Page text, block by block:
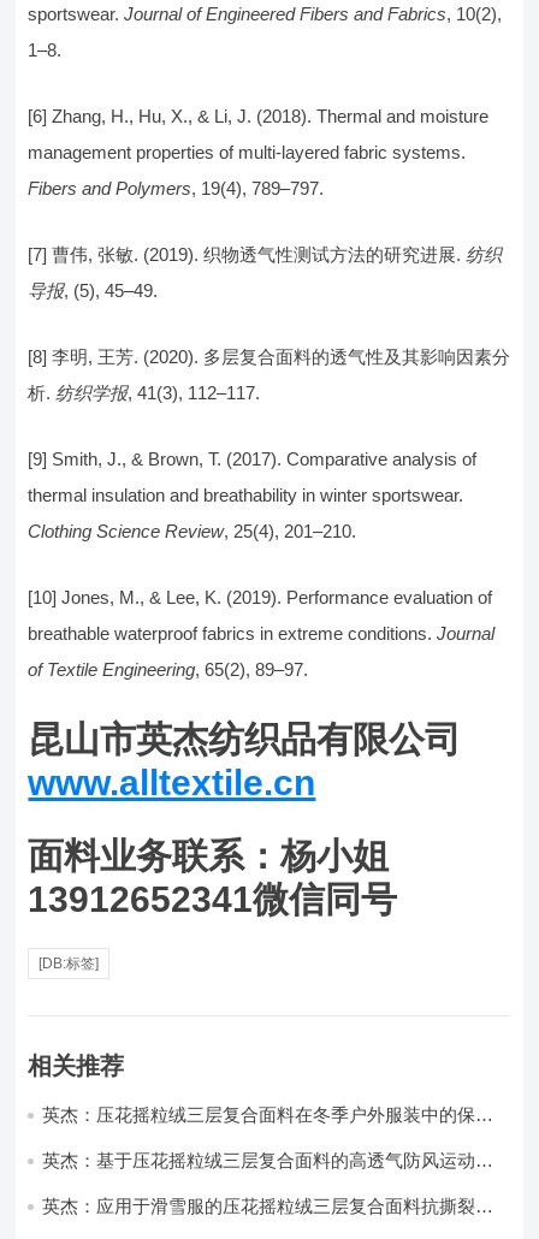
sportswear.Journal of Engineered Fibers and Fabrics, 10(2),
1–8.
[6] Zhang, H., Hu, X., & Li, J. (2018). Thermal and moisture
management properties of multi-layered fabric systems.
Fibers and Polymers, 19(4), 789–797.
[7] 曹伟, 张敏. (2019). 织物透气性测试方法的研究进展. 纺织
导报, (5), 45–49.
[8] 李明, 王芳. (2020). 多层复合面料的透气性及其影响因素分
析. 纺织学报, 41(3), 112–117.
[9] Smith, J., & Brown, T. (2017). Comparative analysis of
thermal insulation and breathability in winter sportswear.
Clothing Science Review, 25(4), 201–210.
[10] Jones, M., & Lee, K. (2019). Performance evaluation of
breathable waterproof fabrics in extreme conditions.Journal
of Textile Engineering, 65(2), 89–97.
昆山市英杰纺织品有限公司
www.alltextile.cn
面料业务联系：杨小姐
13912652341微信同号
[DB:标签]
相关推荐
英杰：压花摇粒绒三层复合面料在冬季户外服装中的保暖
英杰：基于压花摇粒绒三层复合面料的高透气防风运动服
英杰：应用于滑雪服的压花摇粒绒三层复合面料抗撕裂与